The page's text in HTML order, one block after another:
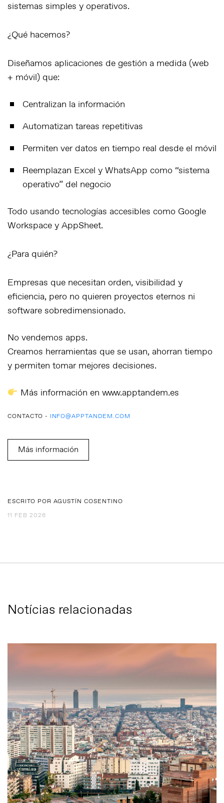
sistemas simples y operativos.
¿Qué hacemos?
Diseñamos aplicaciones de gestión a medida (web
+ móvil) que:
Centralizan la información
Automatizan tareas repetitivas
Permiten ver datos en tiempo real desde el móvil
Reemplazan Excel y WhatsApp como “sistema
operativo” del negocio
Todo usando tecnologías accesibles como Google
Workspace y AppSheet.
¿Para quién?
Empresas que necesitan orden, visibilidad y
eficiencia, pero no quieren proyectos eternos ni
software sobredimensionado.
No vendemos apps.
Creamos herramientas que se usan, ahorran tiempo
y permiten tomar mejores decisiones.
Más información en www.apptandem.es
CONTACTO - INFO@APPTANDEM.COM
Más información
ESCRITO POR AGUSTÍN COSENTINO
11 FEB 2026
Notícias relacionadas